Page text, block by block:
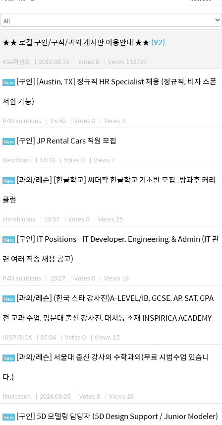
★★ 로컬 구인/구직/과외 게시판 이용안내 ★★ (92)
KSA학생회 | 2016.08.31 | Votes 8 | Views 112723
New [구인] [Austin, TX] 정규직 HR Specialist 채용 (정규직, 비자 스폰
서쉽 가능)
P4N solutions | 15:50 | Votes 0 | Views 2
New [구인] JP Rental Cars 직원 모집
NewMoon | 14:10 | Votes 0 | Views 7
New [과외/레슨] [한글학교] 씨더팍 한글학교 기초반 모집_방과후 커리
큘럼
shinshinpas | 10:57 | Votes 0 | Views 25
New [구인] IT Positions - IT Developer, Engineering, & Admin (IT 관
련 여러 직종 채용 공고)
P4N solutions | 10:27 | Votes 0 | Views 16
New [과외/레슨] (한국 스타 강사진)A-LEVEL/IB, GCSE, AP, SAT, GPA
전 교과 수업, 명문대 출신 강사진, 대치동 소재 INSPIRICA ACADEMY
INSPIRICA | 05:34 | Votes 0 | Views 15
New [과외/레슨] 서울대 출신 강사의 수학과외(무료 시범수업 있습니
다.)
finelesson | 2026.08.05 | Votes 0 | Views 28
New [구인] 5D 모델링 담당자 (5D Design Support / Junior Modeler)